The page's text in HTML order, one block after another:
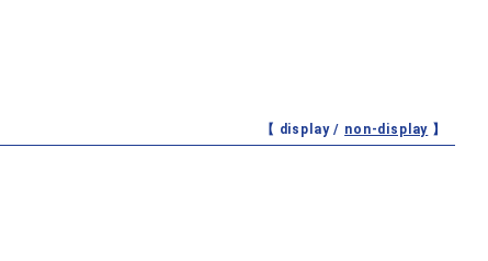
【 display / non-display 】